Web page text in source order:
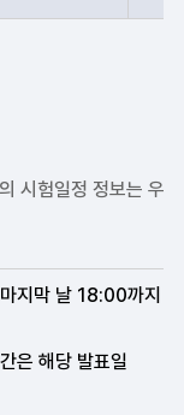
시험일정 정보는 우
지막 날 18:00까지
은 해당 발표일